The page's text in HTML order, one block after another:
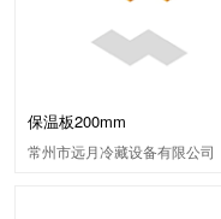
保温板200mm
常州市远月冷藏设备有限公司